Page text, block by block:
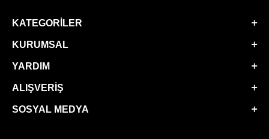
KATEGORILER
KURUMSAL
YARDIM
ALIŞVERIŞ
SOSYAL MEDYA